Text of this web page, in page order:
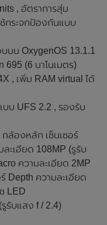
, อัตราการสุ่ม
กระจกป้องกันแบบ
บน OxygenOS 13.1.1
695 (6 นาโนเมตร)
, เพิ่ม RAM virtual ได้
บบ UFS 2.2 , รองรับ
ล้องหลัก เซ็นเซอร์
ะเอียด 108MP (รูรับ
ความละเอียด 2MP
Depth ความละเอียด
LED
รับแสง f / 2.4)